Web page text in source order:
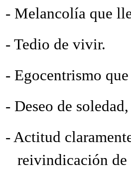
- Melancolía que
- Tedio de vivir.
- Egocentrismo
- Deseo de
-Actitud
reivindicación